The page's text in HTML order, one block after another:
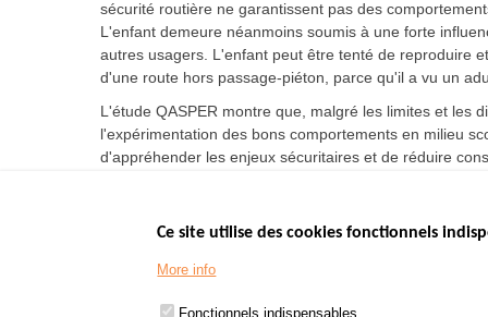
sécurité routière ne garantissent pas des
L'enfant demeure néanmoins soumis à une forte
autres usagers. L'enfant peut être tenté de reproduire
d'une route hors passage-piéton, parce qu'il a vu un
L'étude QASPER montre que, malgré les limites et les
l'expérimentation des bons comportements en milieu
d'appréhender les enjeux sécuritaires et de réduire
Ce site utilise des cookies fonctionnels
More info
Fonctionnels indispensables